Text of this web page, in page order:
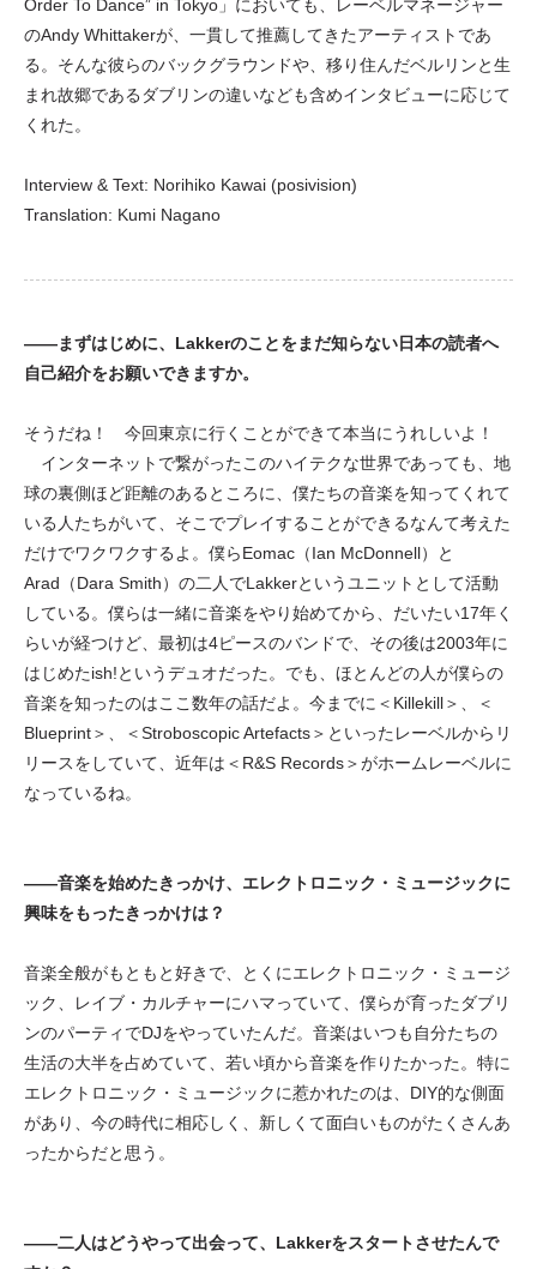
Order To Dance” in Tokyo」においても、レーベルマネージャー
のAndy Whittakerが、一貫して推薦してきたアーティストであ
る。そんな彼らのバックグラウンドや、移り住んだベルリンと生
まれ故郷であるダブリンの違いなども含めインタビューに応じて
くれた。
Interview & Text: Norihiko Kawai (posivision)
Translation: Kumi Nagano
——まずはじめに、Lakkerのことをまだ知らない日本の読者へ
自己紹介をお願いできますか。
そうだね！ 今回東京に行くことができて本当にうれしいよ！
インターネットで繋がったこのハイテクな世界であっても、地
球の裏側ほど距離のあるところに、僕たちの音楽を知ってくれて
いる人たちがいて、そこでプレイすることができるなんて考えた
だけでワクワクするよ。僕らEomac（Ian McDonnell）と
Arad（Dara Smith）の二人でLakkerというユニットとして活動
している。僕らは一緒に音楽をやり始めてから、だいたい17年く
らいが経つけど、最初は4ピースのバンドで、その後は2003年に
はじめたish!というデュオだった。でも、ほとんどの人が僕らの
音楽を知ったのはここ数年の話だよ。今までに＜Killekill＞、＜
Blueprint＞、＜Stroboscopic Artefacts＞といったレーベルからリ
リースをしていて、近年は＜R&S Records＞がホームレーベルに
なっているね。
——音楽を始めたきっかけ、エレクトロニック・ミュージックに
興味をもったきっかけは？
音楽全般がもともと好きで、とくにエレクトロニック・ミュージ
ック、レイブ・カルチャーにハマっていて、僕らが育ったダブリ
ンのパーティでDJをやっていたんだ。音楽はいつも自分たちの
生活の大半を占めていて、若い頃から音楽を作りたかった。特に
エレクトロニック・ミュージックに惹かれたのは、DIY的な側面
があり、今の時代に相応しく、新しくて面白いものがたくさんあ
ったからだと思う。
——二人はどうやって出会って、Lakkerをスタートさせたんで